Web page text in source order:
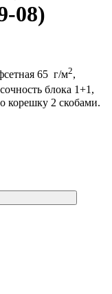
08)
65 г/м2,
блока 1+1,
корешку 2 скобами.